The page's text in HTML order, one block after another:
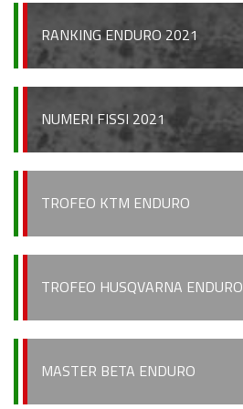
Regionale Enduro
Albo d’oro
Stagioni precedenti
Informazioni e comunicati
Notizie sportive
Recensioni e test
Notizie sportive
Archivio News
RANKING ENDURO 2021
NUMERI FISSI 2021
TROFEO KTM ENDURO
TROFEO HUSQVARNA ENDURO
MASTER BETA ENDURO